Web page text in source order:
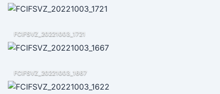
FCIFSVZ_20221003_1721
FCIFSVZ_20221003_1667